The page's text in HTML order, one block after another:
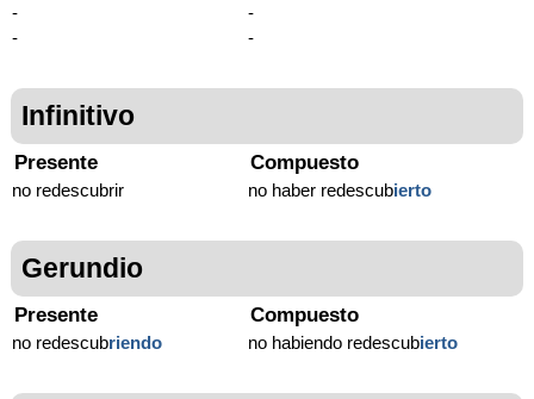
-
-
-
-
Infinitivo
Presente
no redescubrir
Compuesto
no haber redescubierto
Gerundio
Presente
no redescubriendo
Compuesto
no habiendo redescubierto